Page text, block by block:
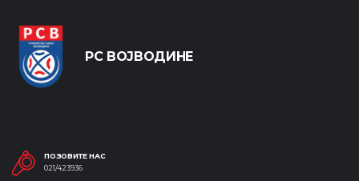
РС ВОЈВОДИНЕ
ПОЗОВИТЕ НАС
021/423936